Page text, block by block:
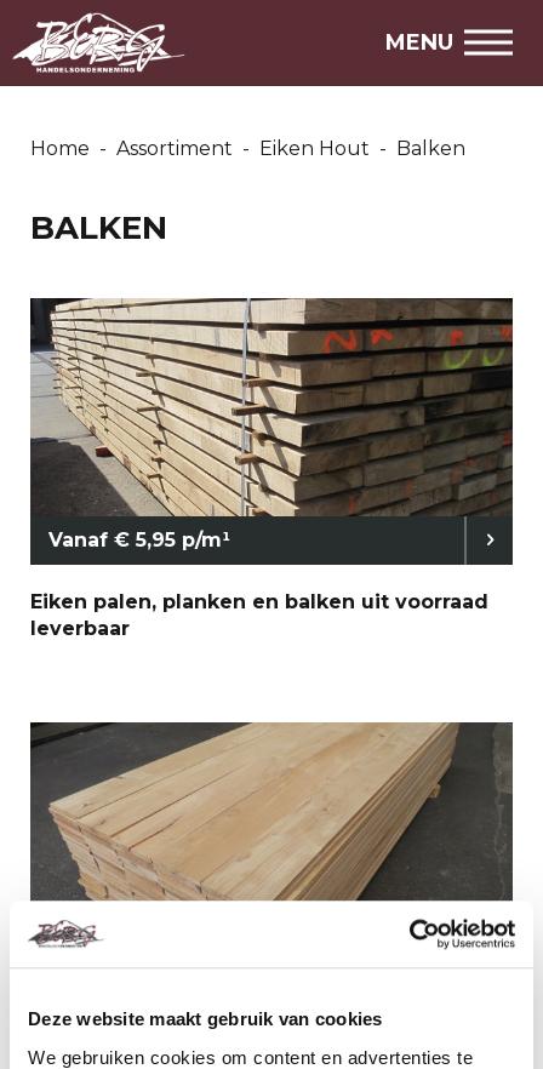
Deze website maakt gebruik van cookies
We gebruiken cookies om content en advertenties te
MENU
Home - Assortiment - Eiken Hout - Balken
BALKEN
Vanaf € 5,95 p/m¹
Eiken palen, planken en balken uit voorraad
leverbaar
Vanaf € 15,00 p/m¹
Eiken planken en balken gedroogd en
geschaafd